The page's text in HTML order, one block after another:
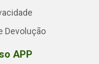
Devolução
APP